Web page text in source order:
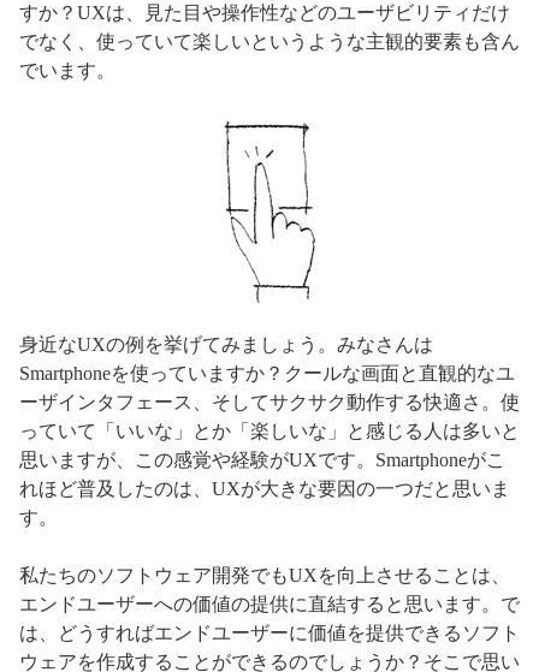
すか？UXは、見た目や操作性などのユーザビリティだけ
でなく、使っていて楽しいというような主観的要素も含ん
でいます。
身近なUXの例を挙げてみましょう。みなさんは
Smartphoneを使っていますか？クールな画面と直観的なユ
ーザインタフェース、そしてサクサク動作する快適さ。使
っていて「いいな」とか「楽しいな」と感じる人は多いと
思いますが、この感覚や経験がUXです。Smartphoneがこ
れほど普及したのは、UXが大きな要因の一つだと思いま
す。
私たちのソフトウェア開発でもUXを向上させることは、
エンドユーザーへの価値の提供に直結すると思います。で
は、どうすればエンドユーザーに価値を提供できるソフト
ウェアを作成することができるのでしょうか？そこで思い